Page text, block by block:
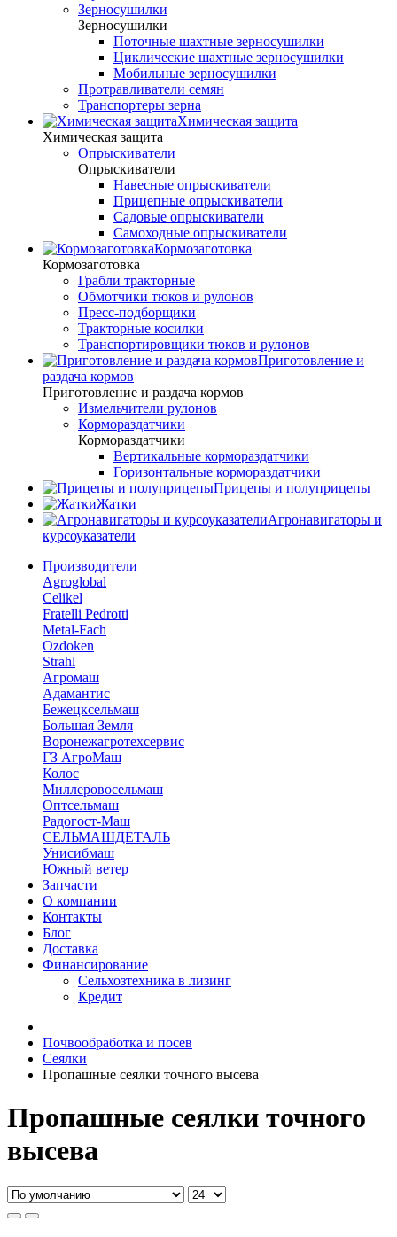
Зерносушилки
Зерносушилки
Поточные шахтные зерносушилки
Циклические шахтные зерносушилки
Мобильные зерносушилки
Протравливатели семян
Транспортеры зерна
Химическая защита
Химическая защита
Опрыскиватели
Опрыскиватели
Навесные опрыскиватели
Прицепные опрыскиватели
Садовые опрыскиватели
Самоходные опрыскиватели
Кормозаготовка
Кормозаготовка
Грабли тракторные
Обмотчики тюков и рулонов
Пресс-подборщики
Тракторные косилки
Транспортировщики тюков и рулонов
Приготовление и
раздача кормов
Приготовление и раздача кормов
Измельчители рулонов
Кормораздатчики
Кормораздатчики
Вертикальные кормораздатчики
Горизонтальные кормораздатчики
Прицепы и полуприцепы
Жатки
Агронавигаторы и
курсоуказатели
Производители
Agroglobal
Celikel
Fratelli Pedrotti
Metal-Fach
Ozdoken
Strahl
Агромаш
Адамантис
Бежецксельмаш
Большая Земля
Воронежагротехсервис
ГЗ АгроМаш
Колос
Миллеровосельмаш
Оптсельмаш
Радогост-Маш
СЕЛЬМАШДЕТАЛЬ
Унисибмаш
Южный ветер
Запчасти
О компании
Контакты
Блог
Доставка
Финансирование
Сельхозтехника в лизинг
Кредит
Почвообработка и посев
Сеялки
Пропашные сеялки точного высева
Пропашные сеялки точного
высева